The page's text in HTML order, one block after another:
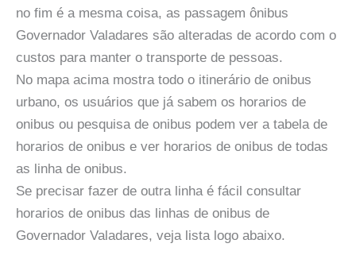
no fim é a mesma coisa, as passagem ônibus
Governador Valadares são alteradas de acordo com o
custos para manter o transporte de pessoas.
No mapa acima mostra todo o itinerário de onibus
urbano, os usuários que já sabem os horarios de
onibus ou pesquisa de onibus podem ver a tabela de
horarios de onibus e ver horarios de onibus de todas
as linha de onibus.
Se precisar fazer de outra linha é fácil consultar
horarios de onibus das linhas de onibus de
Governador Valadares, veja lista logo abaixo.